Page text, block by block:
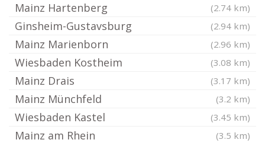
Mainz Hartenberg (2.74 km)
Ginsheim-Gustavsburg (2.94 km)
Mainz Marienborn (2.96 km)
Wiesbaden Kostheim (3.08 km)
Mainz Drais (3.17 km)
Mainz Münchfeld (3.2 km)
Wiesbaden Kastel (3.45 km)
Mainz am Rhein (3.5 km)